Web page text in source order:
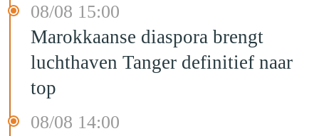
08/08 15:00
Marokkaanse diaspora brengt
luchthaven Tanger definitief naar
top
08/08 14:00